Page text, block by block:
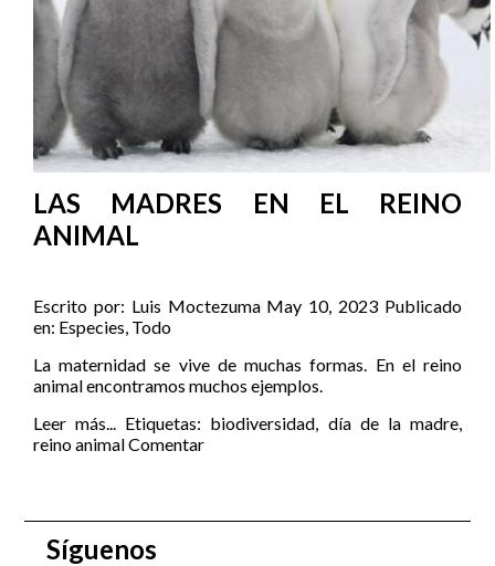
LAS MADRES EN EL REINO
ANIMAL
Escrito por: Luis Moctezuma May 10, 2023 Publicado
en: Especies, Todo
La maternidad se vive de muchas formas. En el reino
animal encontramos muchos ejemplos.
Leer más... Etiquetas: biodiversidad, día de la madre,
reino animalComentar
Síguenos